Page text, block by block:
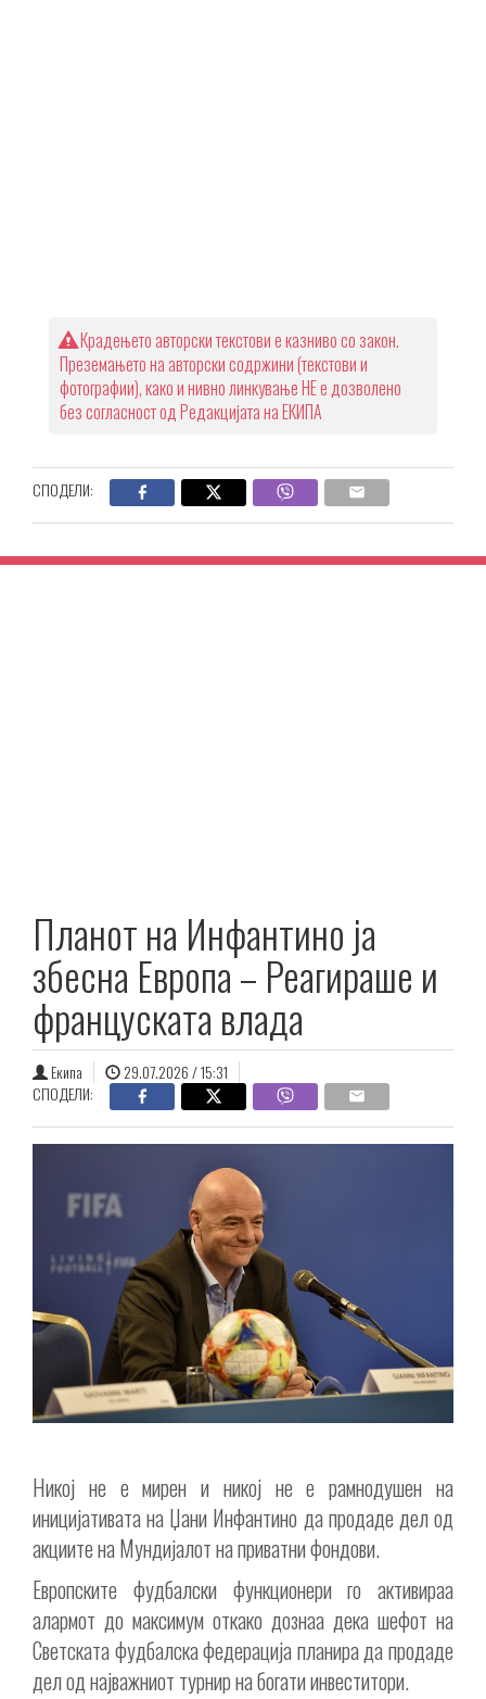
Крадењето авторски текстови е казниво со закон.
Преземањето на авторски содржини (текстови и
фотографии), како и нивно линкување НЕ е дозволено
без согласност од Редакцијата на ЕКИПА
СПОДЕЛИ:
Планот на Инфантино ја
збесна Европа – Реагираше и
француската влада
Екипа
29.07.2026 / 15:31
СПОДЕЛИ:
Никој не е мирен и никој не е рамнодушен на
иницијативата на Џани Инфантино да продаде дел од
акциите на Мундијалот на приватни фондови.
Европските фудбалски функционери го активираа
алармот до максимум откако дознаа дека шефот на
Светската фудбалска федерација планира да продаде
дел од најважниот турнир на богати инвеститори.